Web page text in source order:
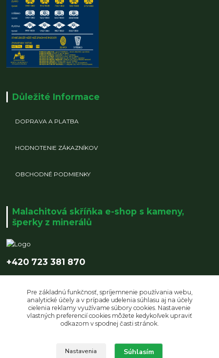
Důležité Informace
DOPRAVA A PLATBA
HODNOTENIE ZÁKAZNÍKOV
OBCHODNÉ PODMIENKY
Malachitová skříňka e-shop s kameny,
šperky z minerálů
+420 723 381 870
Upravit sběr cookies.
Pre základnú funkčnosť, spríjemnenie používania webu,
analytické účely a v prípade udelenia súhlasu aj na účely
cielenia reklamy využívame súbory cookies. Nastavenie
vlastných preferencií cookies môžete kedykoľvek upraviť
odkazom v spodnej časti stránok.
Nastavenia Súhlasím